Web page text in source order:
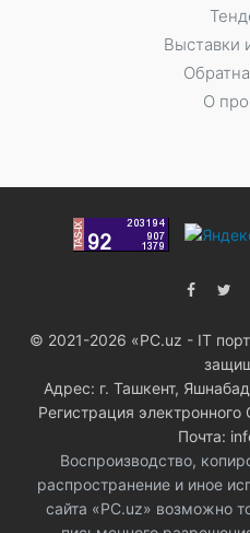
Выставки
О
© 2021-2026 «PC.uz - IT
Адрес: г. Ташкент,
Регистрация
Почта:
Воспроизводство,
распространение и иное
сайта «PC.uz» возможно